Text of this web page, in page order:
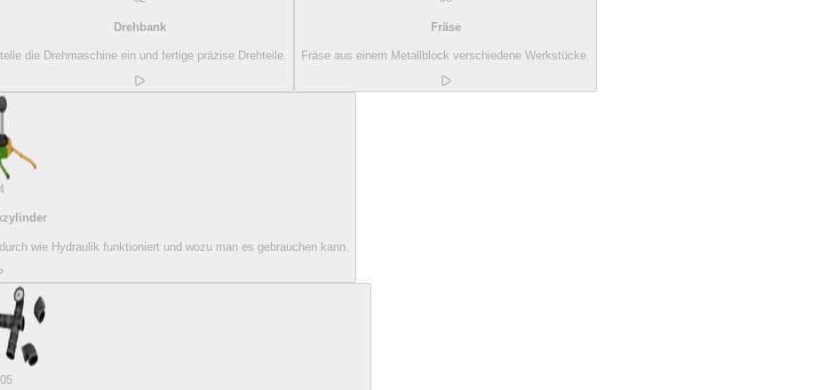
Drehbank
die Drehmaschine ein und fertige präzise Drehteile.
Fräse
Fräse aus einem Metallblock verschiedene Werkstücke.
wie Hydraulik funktioniert und wozu man es gebrauchen kann.
05